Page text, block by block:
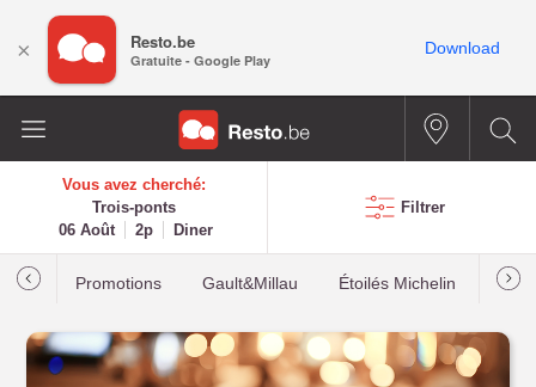
Vous avez cherché:
Trois-ponts
06 Août
2p Diner
Filtrer
Promotions Gault&Millau Étoilés Michelin Les
× Resto.be
Gratuite - Google Play
Download